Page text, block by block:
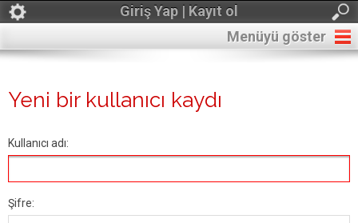
Giriş Yap | Kayıt ol
Menüyü göster
Yeni bir kullanıcı kaydı
Kullanıcı adı:
Şifre: